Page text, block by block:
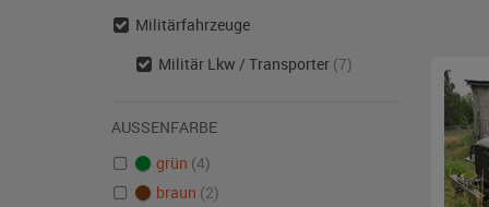
Militärfahrzeuge
Militär Lkw / Transporter (7)
AUSSENFARBE
grün (4)
braun (2)